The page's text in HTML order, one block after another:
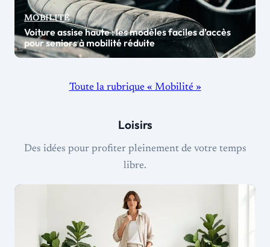
MOBILITÉ
Voiture assise haute : les modèles faciles d’accès
pour seniors à mobilité réduite
Toute la rubrique « Mobilité »
Loisirs
Des idées pour profiter pleinement de votre temps
libre.